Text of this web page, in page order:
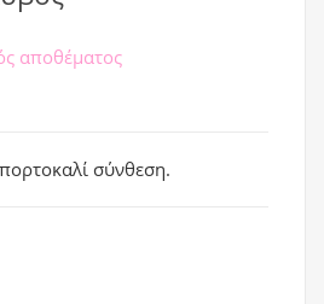
αποθέματος
σύνθεση.